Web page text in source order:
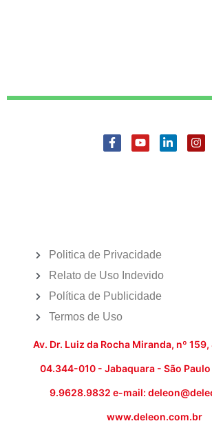
Politica de Privacidade
Relato de Uso Indevido
Política de Publicidade
Termos de Uso
Av. Dr. Luiz da Rocha Miranda, nº 159,
04.344-010 - Jabaquara - São Paulo
9.9628.9832 e-mail:
www.deleon.com.br